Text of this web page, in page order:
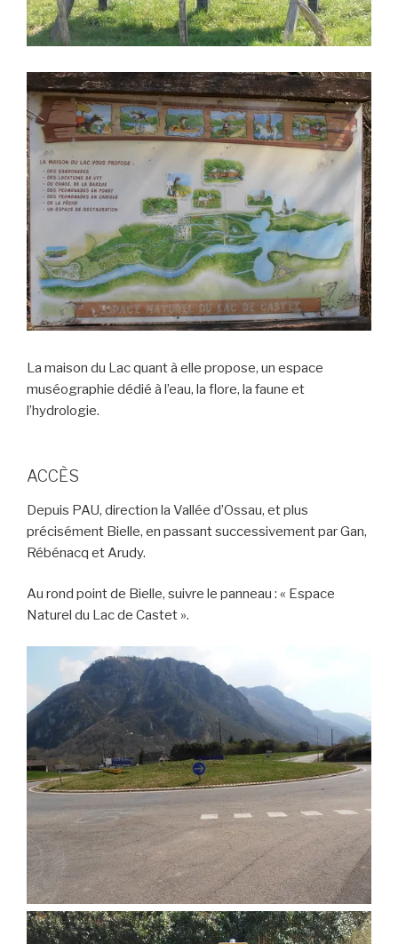
La maison du Lac quant à elle propose, un espace
muséographie dédié à l’eau, la flore, la faune et
l’hydrologie.
ACCÈS
Depuis PAU, direction la Vallée d’Ossau, et plus
précisément Bielle, en passant successivement par Gan,
Rébénacq et Arudy.
Au rond point de Bielle, suivre le panneau : « Espace
Naturel du Lac de Castet ».